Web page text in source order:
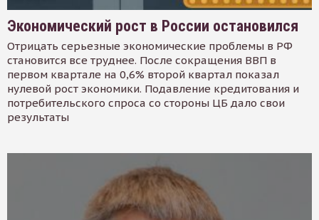
Экономический рост в России остановился
Отрицать серьезные экономические проблемы в РФ
становится все труднее. После сокращения ВВП в
первом квартале на 0,6% второй квартал показал
нулевой рост экономики. Подавление кредитования и
потребительского спроса со стороны ЦБ дало свои
результаты